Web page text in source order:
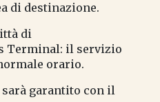
di destinazione.
di
Terminal: il servizio
orario.
garantito con il